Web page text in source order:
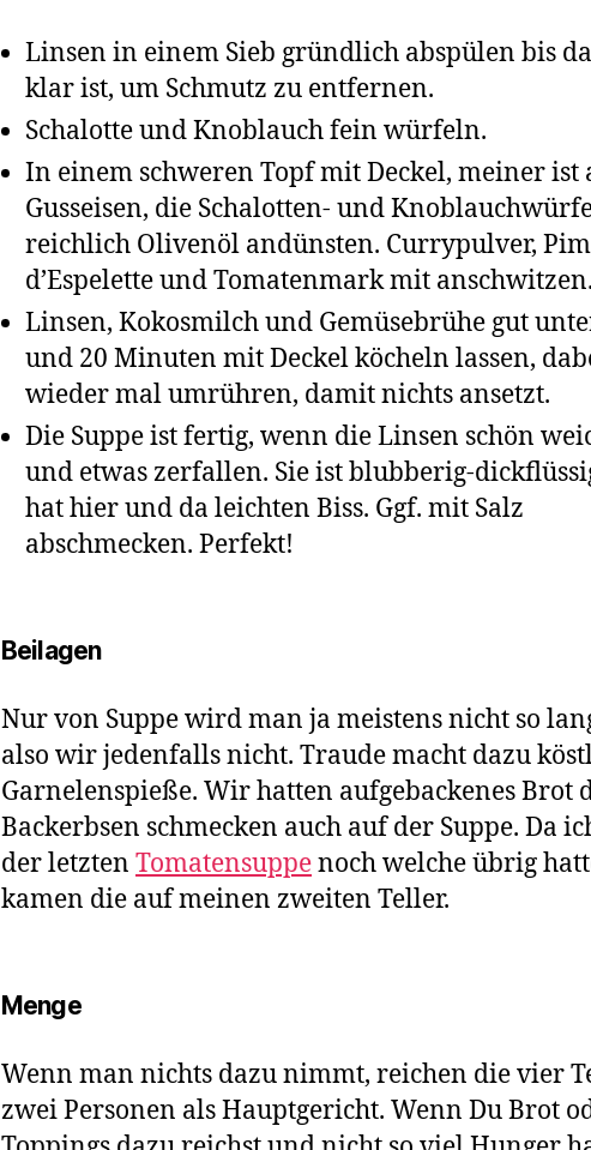
Linsen in einem Sieb gründlich abspülen bis
klar ist, um Schmutz zu entfernen.
Schalotte und Knoblauch fein würfeln.
In einem schweren Topf mit Deckel, meiner ist
Gusseisen, die Schalotten- und
reichlich Olivenöl andünsten. Currypulver,
d’Espelette und Tomatenmark mit anschwitzen.
Linsen, Kokosmilch und Gemüsebrühe gut
und 20 Minuten mit Deckel köcheln lassen,
wieder mal umrühren, damit nichts ansetzt.
Die Suppe ist fertig, wenn die Linsen schön
und etwas zerfallen. Sie ist blubberig-
hat hier und da leichten Biss. Ggf. mit Salz
abschmecken. Perfekt!
Beilagen
Nur von Suppe wird man ja meistens nicht so
also wir jedenfalls nicht. Traude macht dazu
Garnelenspieße. Wir hatten aufgebackenes Brot
Backerbsen schmecken auch auf der Suppe. Da
der letzten Tomatensuppenoch welche übrig
kamen die auf meinen zweiten Teller.
Menge
Wenn man nichts dazu nimmt, reichen die vier
zwei Personen als Hauptgericht. Wenn Du Brot